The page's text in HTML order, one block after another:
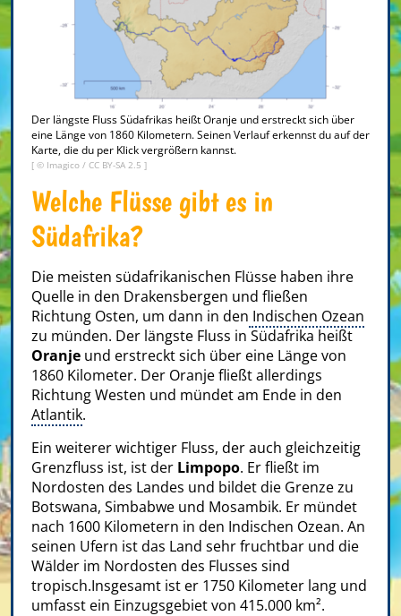
Der längste Fluss Südafrikas heißt Oranje und erstreckt sich über
eine Länge von 1860 Kilometern. Seinen Verlauf erkennst du auf der
Karte, die du per Klick vergrößern kannst.
[ © Imagico / CC BY-SA 2.5 ]
Welche Flüsse gibt es in
Südafrika?
Die meisten südafrikanischen Flüsse haben ihre
Quelle in den Drakensbergen und fließen
Richtung Osten, um dann in den Indischen Ozean
zu münden. Der längste Fluss in Südafrika heißt
Oranje und erstreckt sich über eine Länge von
1860 Kilometer. Der Oranje fließt allerdings
Richtung Westen und mündet am Ende in den
Atlantik.
Ein weiterer wichtiger Fluss, der auch gleichzeitig
Grenzfluss ist, ist der Limpopo. Er fließt im
Nordosten des Landes und bildet die Grenze zu
Botswana, Simbabwe und Mosambik. Er mündet
nach 1600 Kilometern in den Indischen Ozean. An
seinen Ufern ist das Land sehr fruchtbar und die
Wälder im Nordosten des Flusses sind
tropisch.Insgesamt ist er 1750 Kilometer lang und
umfasst ein Einzugsgebiet von 415.000 km².